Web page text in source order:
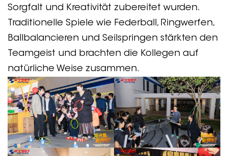
Sorgfalt und Kreativität zubereitet wurden.
Traditionelle Spiele wie Federball, Ringwerfen,
Ballbalancieren und Seilspringen stärkten den
Teamgeist und brachten die Kollegen auf
natürliche Weise zusammen.